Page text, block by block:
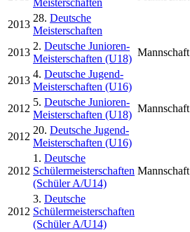
Meisterschaften
2013
28. Deutsche
Meisterschaften
2013
2. Deutsche Junioren-
Meisterschaften (U18)
Mannschaft
2013
4. Deutsche Jugend-
Meisterschaften (U16)
2012
5. Deutsche Junioren-
Meisterschaften (U18)
Mannschaft
2012
20. Deutsche Jugend-
Meisterschaften (U16)
2012
1. Deutsche
Schülermeisterschaften
(Schüler A/U14)
Mannschaft
2012
3. Deutsche
Schülermeisterschaften
(Schüler A/U14)